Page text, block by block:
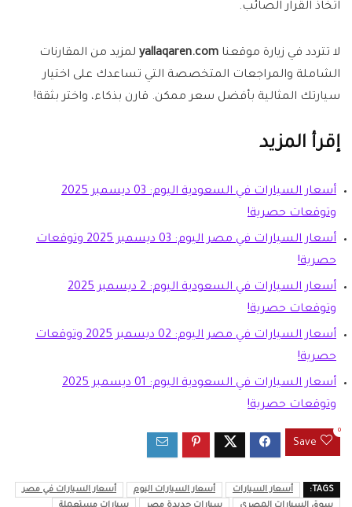
اتخاذ القرار الصائب.
لا تتردد في زيارة موقعنا yallaqaren.com لمزيد من المقارنات
الشاملة والمراجعات المتخصصة التي تساعدك على اختيار
سيارتك المثالية بأفضل سعر ممكن. قارن بذكاء، واختر بثقة!
إقرأ المزيد
أسعار السيارات في السعودية اليوم: 03 ديسمبر 2025
وتوقعات حصرية!
أسعار السيارات في مصر اليوم: 03 ديسمبر 2025 وتوقعات
حصرية!
أسعار السيارات في السعودية اليوم: 2 ديسمبر 2025
وتوقعات حصرية!
أسعار السيارات في مصر اليوم: 02 ديسمبر 2025 وتوقعات
حصرية!
أسعار السيارات في السعودية اليوم: 01 ديسمبر 2025
وتوقعات حصرية!
Save
0
TAGS: أسعار السيارات أسعار السيارات اليوم
أسعار السيارات في مصر
سوق السيارات المصري
سيارات جديدة مصر سيارات مستعملة